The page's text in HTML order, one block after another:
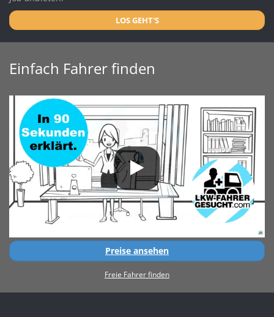
LOS GEHT'S
Einfach Fahrer finden
Preise ansehen
Freie Fahrer finden